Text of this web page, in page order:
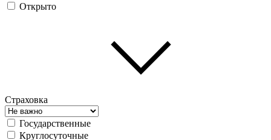
Открыто
Страховка
Государственные
Круглосуточные